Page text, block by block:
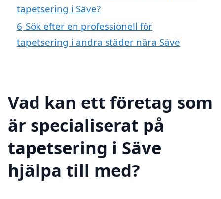
tapetsering i Säve?
6 Sök efter en professionell för
tapetsering i andra städer nära Säve
Vad kan ett företag som
är specialiserat på
tapetsering i Säve
hjälpa till med?